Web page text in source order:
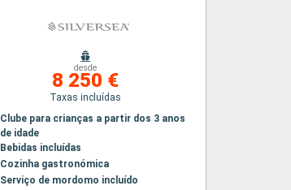
desde
8 250 €
Taxas incluídas
Clube para crianças a partir dos 3 anos
de idade
Bebidas incluídas
Cozinha gastronómica
Serviço de mordomo incluído